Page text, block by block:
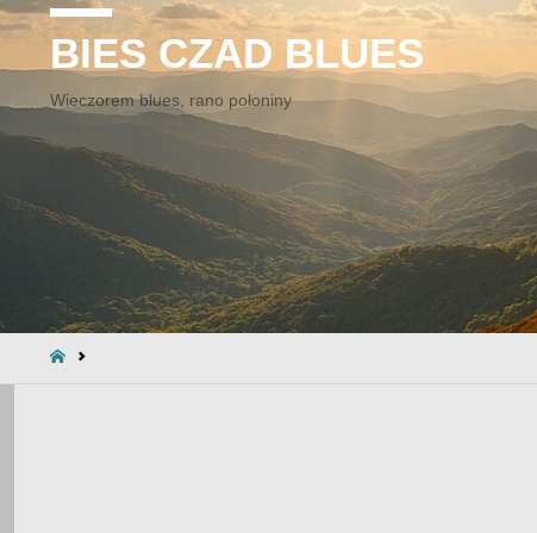
BIES CZAD BLUES
Wieczorem blues, rano połoniny
STRONA